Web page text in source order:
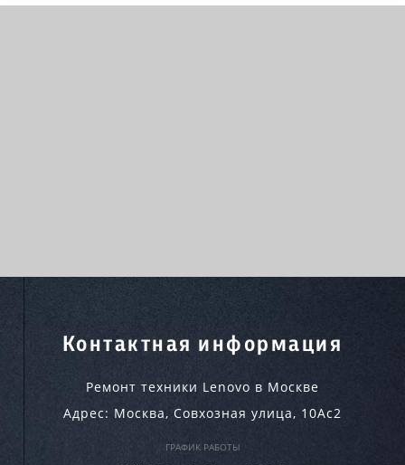
Контактная информация
Ремонт техники Lenovo в Москве
Адрес: Москва, Совхозная улица, 10Ас2
ГРАФИК РАБОТЫ